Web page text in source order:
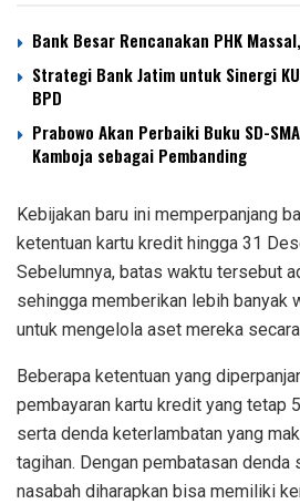
Bank Besar Rencanakan PHK
Strategi Bank Jatim untuk Sinergi
BPD
Prabowo Akan Perbaiki Buku SD-
Kamboja sebagai Pembanding
Kebijakan baru ini memperpanjang
ketentuan kartu kredit hingga 31
Sebelumnya, batas waktu tersebut
sehingga memberikan lebih banyak
untuk mengelola aset mereka
Beberapa ketentuan yang
pembayaran kartu kredit yang tetap
serta denda keterlambatan yang
tagihan. Dengan pembatasan denda
nasabah diharapkan bisa memiliki